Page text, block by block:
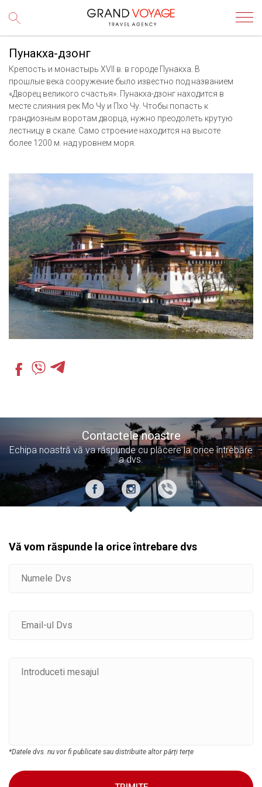
Пунакха-дзонг
Крепость и монастырь XVII в. в городе Пунакха. В
прошлые века сооружение было известно под названием
«Дворец великого счастья». Пунакха-дзонг находится в
месте слияния рек Мо Чу и Пхо Чу. Чтобы попасть к
грандиозным воротам дворца, нужно преодолеть крутую
лестницу в скале. Само строение находится на высоте
более 1200 м. над уровнем моря.
Contactele noastre
Echipa noastră vă va răspunde cu plăcere la orice întrebăre
a dvs.
Vă vom răspunde la orice întrebare dvs
*Datele dvs. nu vor fi publicate sau distribuite altor părți terțe